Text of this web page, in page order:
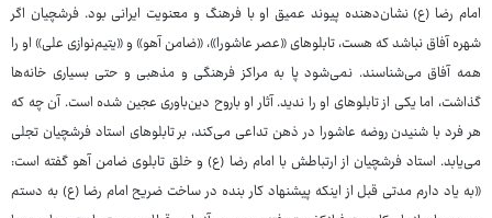
امام رضا (ع) نشان‌دهنده پیوند عمیق او با فرهنگ و معنویت ایرانی بود. فرشچیان اگر
شهره آفاق نباشد که هست، تابلوهای «عصر عاشورا»، «ضامن آهو» و «یتیم‌نوازی علی» او را
همه آفاق می‌شناسند. نمی‌شود پا به مراکز فرهنگی و مذهبی و حتی بسیاری خانه‌ها
گذاشت، اما یکی از تابلوهای او را ندید. آثار او باروح دین‌باوری عجین شده است. آن چه که
هر فرد با شنیدن روضه عاشورا در ذهن تداعی می‌کند، بر تابلوهای استاد فرشچیان تجلی
می‌یابد. استاد فرشچیان از ارتباطش با امام رضا (ع) و خلق تابلوی ضامن آهو گفته است:
«به یاد دارم مدتی قبل از اینکه پیشنهاد کار بنده در ساخت ضریح امام رضا (ع) به دستم